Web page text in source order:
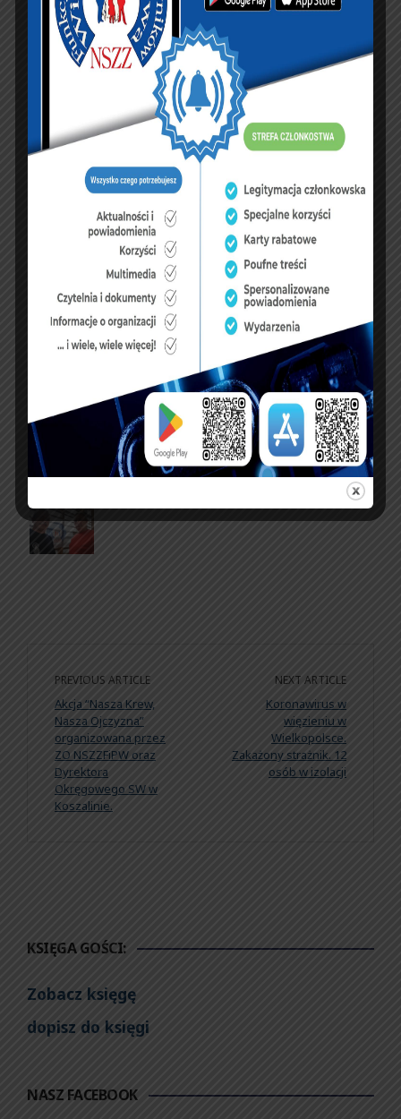
sdr
cof
PREVIOUS ARTICLE
Akcja “Nasza Krew,
Nasza Ojczyzna”
organizowana przez
ZO NSZZFiPW oraz
Dyrektora
Okręgowego SW w
Koszalinie.
NEXT ARTICLE
Koronawirus w
więzieniu w
Wielkopolsce.
Zakażony strażnik. 12
osób w izolacji
KSIĘGA GOŚCI:
Zobacz księgę
dopisz do księgi
NASZ FACEBOOK